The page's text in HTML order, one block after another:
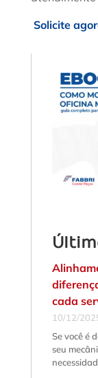
Solicite
cada
10/12/
Se você é
seu